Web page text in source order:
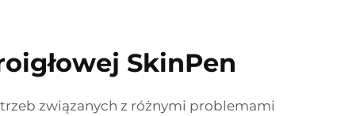
SkinPen
związanych z różnymi problemami